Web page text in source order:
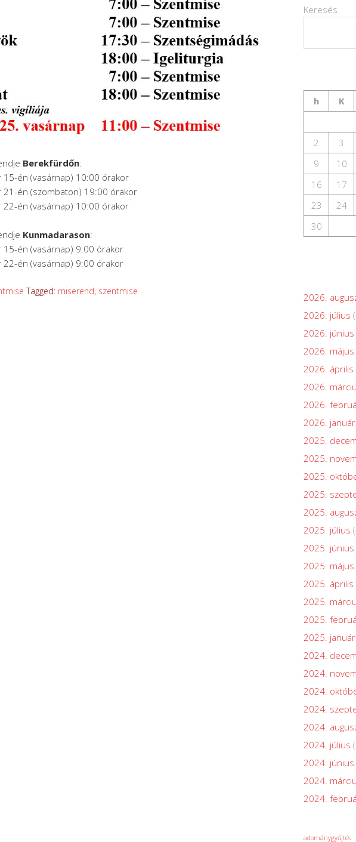
Berekfürdőn:
én (vasárnap) 10:00 órakor
21-én (szombaton) 19:00 órakor
én (vasárnap) 10:00 órakor
Kunmadarason:
én (vasárnap) 9:00 órakor
én (vasárnap) 9:00 órakor
Tagged: miserend, szentmise
Keresés
h
K
2
3
9
10
16
17
23
24
30
2026.
2026. július
2026. június
2026. május
2026. április
2026.
2026.
2026. január
2025.
2025.
2025.
2025.
2025.
2025. július
2025. június
2025. május
2025. április
2025.
2025.
2025. január
2024.
2024.
2024.
2024.
2024.
2024. július
2024. június
2024.
2024.
adománygyűjtés